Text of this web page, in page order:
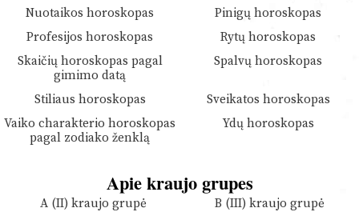
Nuotaikos horoskopas
Pinigų horoskopas
Profesijos horoskopas
Rytų horoskopas
Skaičių horoskopas pagal
gimimo datą
Spalvų horoskopas
Stiliaus horoskopas
Sveikatos horoskopas
Vaiko charakterio horoskopas
pagal zodiako ženklą
Ydų horoskopas
Apie kraujo grupes
A (II) kraujo grupė
B (III) kraujo grupė